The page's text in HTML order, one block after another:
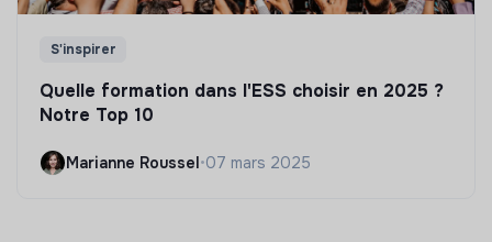
S'inspirer
Quelle formation dans l'ESS choisir en 2025 ?
Notre Top 10
Marianne Roussel•07 mars 2025